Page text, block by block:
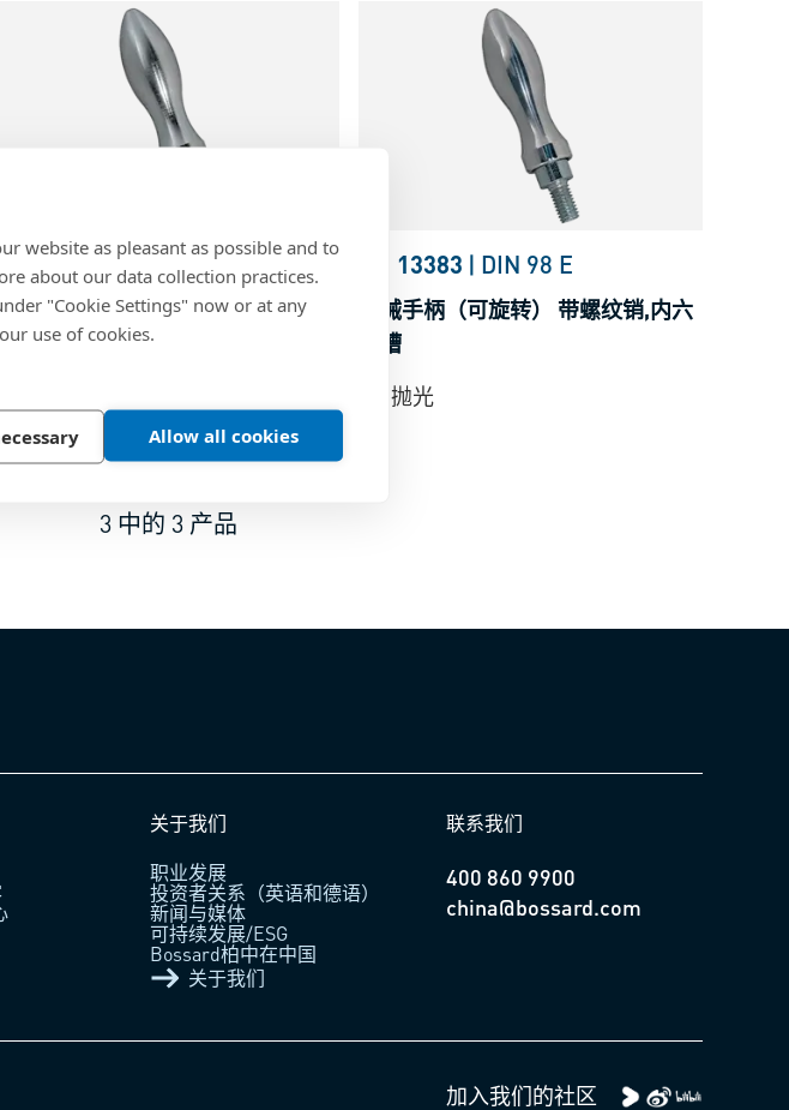
website as pleasant as possible and to
about our data collection practices.
"Cookie Settings" now or at any
use of cookies.
Allow all cookies
13382| DIN 98 E
械手柄（可旋转） 带螺纹销,内六
角槽
BN 13383 | DIN 98 E
机械手柄（可旋转） 带螺纹销,内六
角槽
铝, 抛光
3 中的 3 产品
关于我们
职业发展
投资者关系（英语和德语）
新闻与媒体
可持续发展/ESG
Bossard柏中在中国
关于我们
联系我们
400 860 9900
china@bossard.com
加入我们的社区